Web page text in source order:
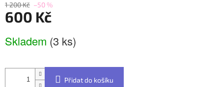
1 200 Kč –50 %
600 Kč
cena:
Skladem (3 ks)
Přidat do košíku